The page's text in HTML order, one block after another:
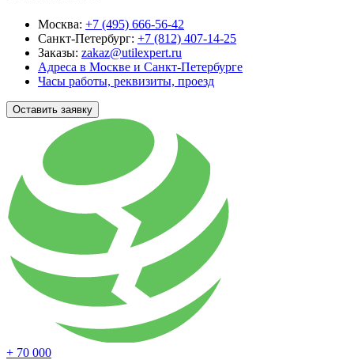
Москва: +7 (495) 666-56-42
Санкт-Петербург: +7 (812) 407-14-25
Заказы: zakaz@utilexpert.ru
Адреса в Москве и Санкт-Петербурге
Часы работы, реквизиты, проезд
Оставить заявку
+ 70 000